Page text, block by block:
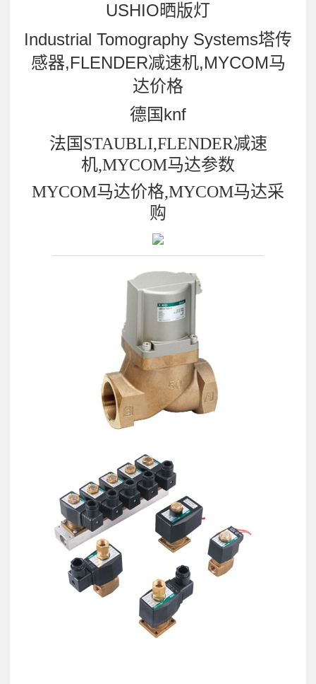
USHIO晒版灯
Industrial Tomography Systems塔传
感器,FLENDER减速机,MYCOM马
达价格
德国knf
法国STAUBLI,FLENDER减速
机,MYCOM马达参数
MYCOM马达价格,MYCOM马达采
购